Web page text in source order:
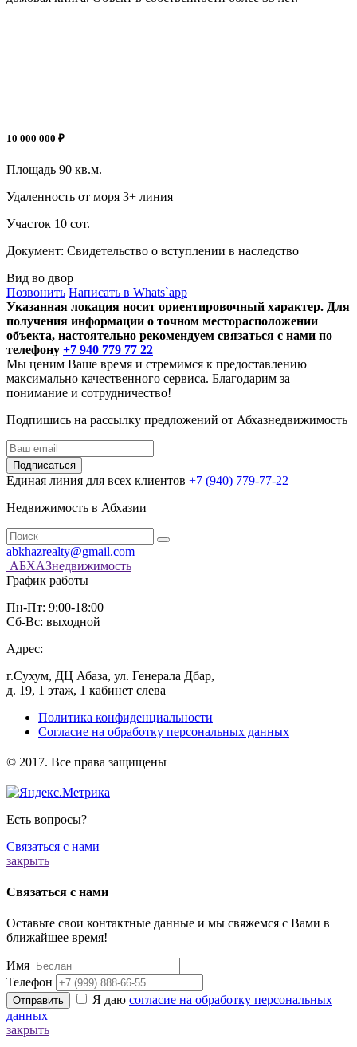
10 000 000 ₽
Площадь 90 кв.м.
Удаленность от моря 3+ линия
Участок 10 сот.
Документ: Свидетельство о вступлении в наследство
Вид во двор
Позвонить Написать в Whats`app
Указанная локация носит ориентировочный характер. Для
получения информации о точном месторасположении
объекта, настоятельно рекомендуем связаться с нами по
телефону +7 940 779 77 22
Мы ценим Ваше время и стремимся к предоставлению
максимально качественного сервиса. Благодарим за
понимание и сотрудничество!
Подпишись на рассылку предложений от Абхазнедвижимость
Подписаться
Единая линия для всех клиентов +7 (940) 779-77-22
Недвижимость в Абхазии
abkhazrealty@gmail.com
АБХАЗнедвижимость
График работы
Пн-Пт: 9:00-18:00
Сб-Вс: выходной
Адрес:
г.Сухум, ДЦ Абаза, ул. Генерала Дбар,
д. 19, 1 этаж, 1 кабинет слева
Политика конфиденциальности
Согласие на обработку персональных данных
️© 2017. Все права защищены
Есть вопросы?
Связаться с нами
закрыть
Связаться с нами
Оставьте свои контактные данные и мы свяжемся с Вами в
ближайшее время!
Имя
Телефон
Отправить Я даю согласие на обработку персональных
данных
закрыть